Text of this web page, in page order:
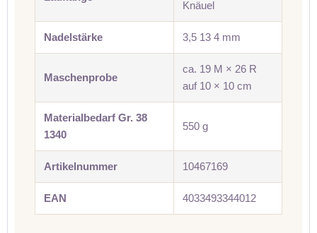
Knäuel
Nadelstärke 3,5 13 4 mm
Maschenprobe
ca. 19 M × 26 R
auf 10 × 10 cm
Materialbedarf Gr. 38
1340
550 g
Artikelnummer 10467169
EAN 4033493344012